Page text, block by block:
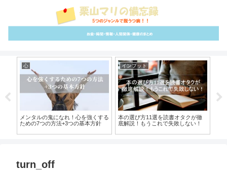
心
メンタルの鬼になれ！心を強くする
ための7つの方法+3つの基本方針
インプット
本の選び方11選を読書オタクが徹
底解説！もうこれで失敗しない！
turn_off